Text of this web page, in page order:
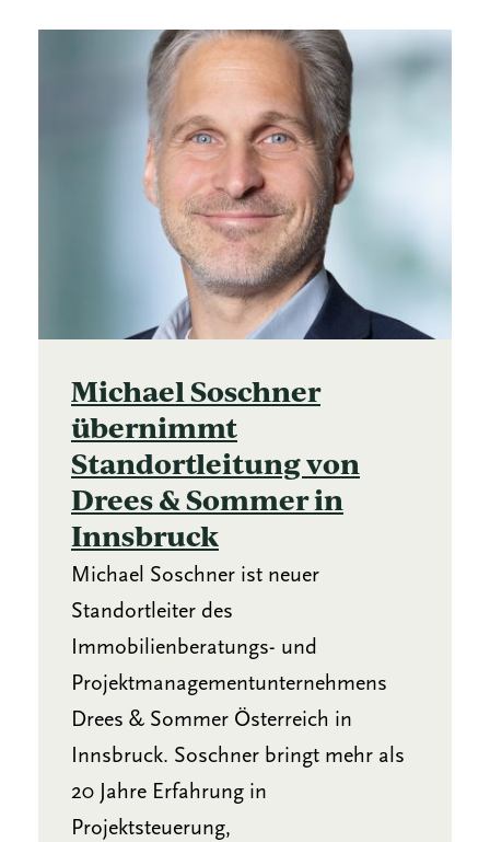
Michael Soschner
übernimmt
Standortleitung von
Drees & Sommer in
Innsbruck
Michael Soschner ist neuer
Standortleiter des
Immobilienberatungs- und
Projektmanagementunternehmens
Drees & Sommer Österreich in
Innsbruck. Soschner bringt mehr als
20 Jahre Erfahrung in
Projektsteuerung,